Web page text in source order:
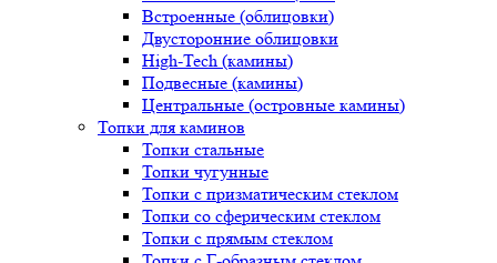
Встроенные (облицовки)
Двусторонние облицовки
High-Tech (камины)
Подвесные (камины)
Центральные (островные камины)
Топки для каминов
Топки стальные
Топки чугунные
Топки с призматическим стеклом
Топки со сферическим стеклом
Топки с прямым стеклом